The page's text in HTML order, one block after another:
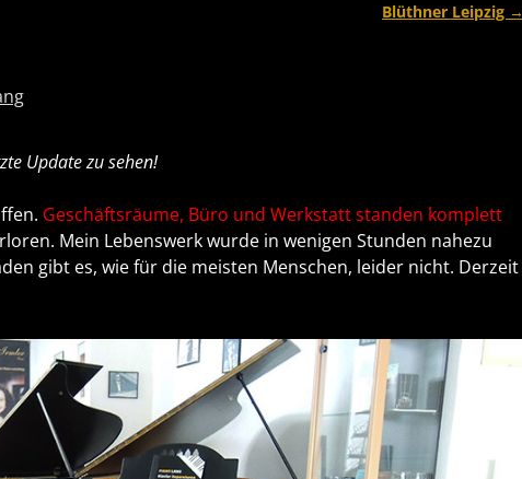
Blüthner Leipzig →
Update zu sehen!
Geschäftsräume, Büro und Werkstatt standen komplett
Mein Lebenswerk wurde in wenigen Stunden nahezu
gibt es, wie für die meisten Menschen, leider nicht. Derzeit